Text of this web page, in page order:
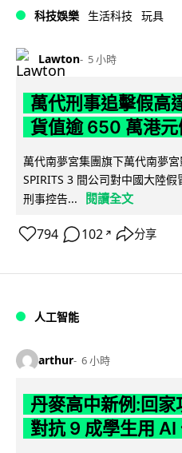
科技娛樂 生活科技 玩具
Lawton 5 小時
萬代刑事追擊假高
貨值逾 650 萬港元
萬代南夢宮集團旗下萬代南夢
SPIRITS 3 間公司對中國大陸
刑事控告...
閱讀全文
794 102 ↗ 分享
人工智能
arthur 6 小時
丹麥高中新例:回
對抗 9 成學生用 AI